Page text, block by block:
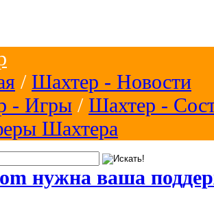
/ Шахтер - Новости
- Игры / Шахтер -
Шахтера
нужна ваша